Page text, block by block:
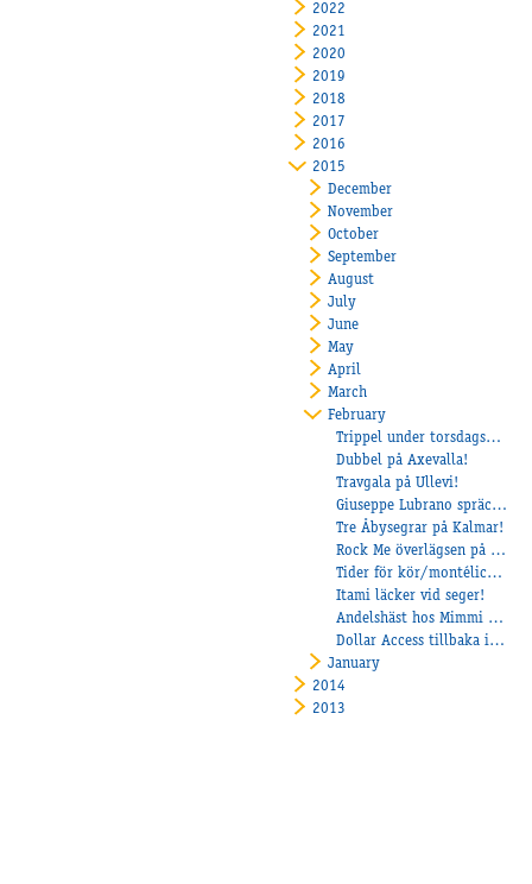
2022
2021
2020
2019
2018
2017
2016
2015
December
November
October
September
August
July
June
May
April
March
February
Trippel under torsdagskvällen!
Dubbel på Axevalla!
Travgala på Ullevi!
Giuseppe Lubrano spräckte segernollan!
Tre Åbysegrar på Kalmar!
Rock Me överlägsen på Solvalla!
Tider för kör/montélicens-utbildningen
Itami läcker vid seger!
Andelshäst hos Mimmi Elfstrand!
Dollar Access tillbaka i vinnarcirkeln!
January
2014
2013